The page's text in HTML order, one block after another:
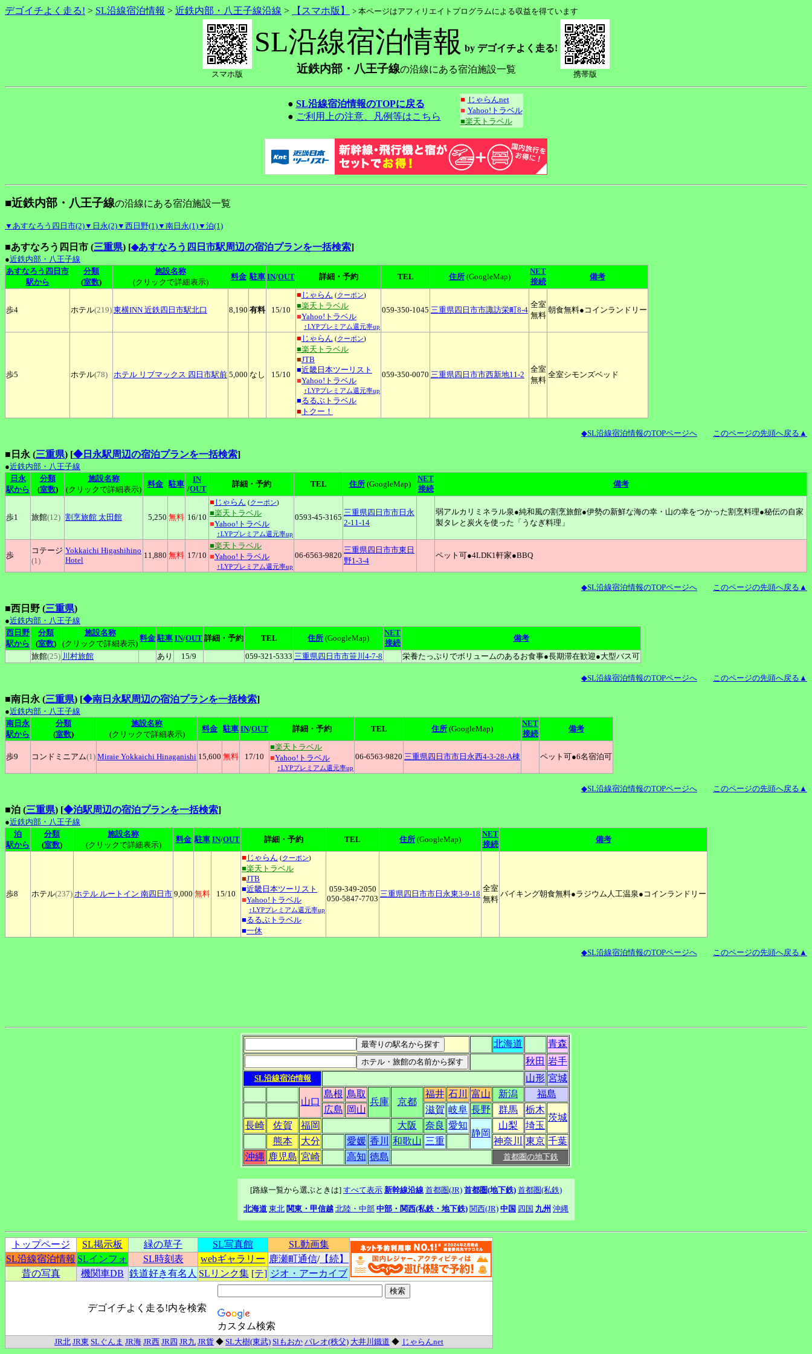
デゴイチよく走る! > SL沿線宿泊情報 > 近鉄内部・八王子線沿線 > 【スマホ版】 > 本ページはアフィリエイトプログラムによる収益を得ています
スマホ版
SL沿線宿泊情報 by デゴイチよく走る!
近鉄内部・八王子線の沿線にある宿泊施設一覧 携帯版
● SL沿線宿泊情報のTOPに戻る
● ご利用上の注意、凡例等はこちら
■ じゃらんnet
■ Yahoo!トラベル
■楽天トラベル
■近鉄内部・八王子線の沿線にある宿泊施設一覧
▼あすなろう四日市(2)▼日永(2)▼西日野(1)▼南日永(1)▼泊(1)
■あすなろう四日市 (三重県) [◆あすなろう四日市駅周辺の宿泊プランを一括検索]
●近鉄内部・八王子線
あすなろう四日市
駅から
分類
(室数)
施設名称
(クリックで詳細表示)
料金 駐車 IN/OUT 詳細・予約 TEL 住所(GoogleMap)
NET
接続
備考
歩4 ホテル(219) 東横INN 近鉄四日市駅北口 8,190 有料 15/10
■ じゃらん (クーポン)
■楽天トラベル
■Yahoo!トラベル
↑LYPプレミアム還元率up
059-350-1045 三重県四日市市諏訪栄町8-4
全室
無料
朝食無料●コインランドリー
歩5 ホテル(78) ホテル リブマックス 四日市駅前 5,000 なし 15/10
■ じゃらん (クーポン)
■楽天トラベル
■JTB
■近畿日本ツーリスト
■Yahoo!トラベル
↑LYPプレミアム還元率up
■るるぶトラベル
■ トクー！
059-350-0070 三重県四日市市西新地11-2
全室
無料
全室シモンズベッド
◆SL沿線宿泊情報のTOPページへ このページの先頭へ戻る▲
■日永 (三重県) [◆日永駅周辺の宿泊プランを一括検索]
●近鉄内部・八王子線
日永
駅から
分類
(室数)
施設名称
(クリックで詳細表示)
料金 駐車
IN
/OUT
詳細・予約 TEL 住所(GoogleMap)
NET
接続
備考
歩1 旅館(12) 割烹旅館 太田館 5,250 無料 16/10
■ じゃらん (クーポン)
■楽天トラベル
■Yahoo!トラベル
↑LYPプレミアム還元率up
0593-45-3165
三重県四日市市日永
2-11-14
弱アルカリミネラル泉●純和風の割烹旅館●伊勢の新鮮な海の幸・山の幸をつかった割烹料理●秘伝の自家
製タレと炭火を使った「うなぎ料理」
歩
コテージ
(1)
Yokkaichi Higashihino
Hotel
11,880 無料 17/10
■楽天トラベル
■Yahoo!トラベル
↑LYPプレミアム還元率up
06-6563-9820
三重県四日市市東日
野1-3-4
ペット可●4LDK1軒家●BBQ
◆SL沿線宿泊情報のTOPページへ このページの先頭へ戻る▲
■西日野 (三重県)
●近鉄内部・八王子線
西日野
駅から
分類
(室数)
施設名称
(クリックで詳細表示)
料金 駐車 IN/OUT 詳細・予約 TEL 住所 (GoogleMap)
NET
接続
備考
旅館(25) 川村旅館 あり 15/9 059-321-5333 三重県四日市市笹川4-7-8 栄養たっぷりでボリュームのあるお食事●長期滞在歓迎●大型バス可
◆SL沿線宿泊情報のTOPページへ このページの先頭へ戻る▲
■南日永 (三重県) [◆南日永駅周辺の宿泊プランを一括検索]
●近鉄内部・八王子線
南日永
駅から
分類
(室数)
施設名称
(クリックで詳細表示)
料金 駐車 IN/OUT 詳細・予約 TEL 住所 (GoogleMap)
NET
接続
備考
歩9 コンドミニアム(1) Miraie Yokkaichi Hinaganishi 15,600 無料 17/10
■楽天トラベル
■Yahoo!トラベル
↑LYPプレミアム還元率up
06-6563-9820 三重県四日市市日永西4-3-28-A棟 ペット可●6名宿泊可
◆SL沿線宿泊情報のTOPページへ このページの先頭へ戻る▲
■泊 (三重県) [◆泊駅周辺の宿泊プランを一括検索]
●近鉄内部・八王子線
泊
駅から
分類
(室数)
施設名称
(クリックで詳細表示)
料金 駐車 IN/OUT 詳細・予約 TEL 住所 (GoogleMap)
NET
接続
備考
歩8 ホテル(237) ホテル ルートイン 南四日市 9,000 無料 15/10
■ じゃらん (クーポン)
■楽天トラベル
■JTB
■近畿日本ツーリスト
■Yahoo!トラベル
↑LYPプレミアム還元率up
■るるぶトラベル
■一休
059-349-2050
050-5847-7703
三重県四日市市日永東3-9-18
全室
無料
バイキング朝食無料●ラジウム人工温泉●コインランドリー
◆SL沿線宿泊情報のTOPページへ このページの先頭へ戻る▲
北海道
青森
秋田 岩手
SL沿線宿泊情報 山形 宮城
山口
島根 鳥取
兵庫 京都
福井 石川 富山 新潟
福島
広島 岡山 滋賀 岐阜 長野 群馬 栃木
茨城
長崎 佐賀 福岡 大阪 奈良 愛知
静岡
山梨
埼玉
熊本
大分 愛媛 香川 和歌山 三重 神奈川 東京 千葉
沖縄 鹿児島 宮崎 高知 徳島 首都圏の地下鉄
[路線一覧から選ぶときは] すべて表示 新幹線沿線 首都圏(JR) 首都圏(地下鉄) 首都圏(私鉄)
北海道 東北 関東・甲信越 北陸・中部 中部・関西(私鉄・地下鉄) 関西(JR) 中国 四国 九州 沖縄
トップページ SL掲示板 緑の草子 SL写真館
SL動画集
SL沿線宿泊情報 SLインフォ SL時刻表 webギャラリー 鹿瀬町通信/【続】
昔の写真
機関車DB 鉄道好き有名人 SLリンク集 [テ] ジオ・アーカイブ
デゴイチよく走る!内を検索
カスタム検索
JR北 JR東 SLぐんま JR海 JR西 JR四 JR九 JR貨 ◆ SL大樹(東武) Slもおか パレオ(秩父) 大井川鐵道 ◆ じゃらんnet